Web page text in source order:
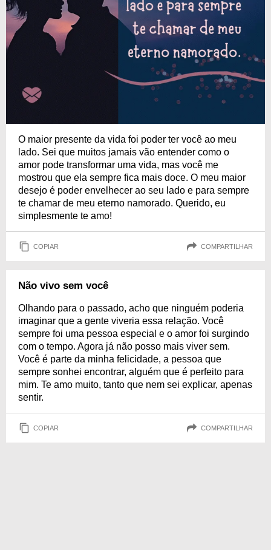
O maior presente da vida foi poder ter você ao meu
lado. Sei que muitos jamais vão entender como o
amor pode transformar uma vida, mas você me
mostrou que ela sempre fica mais doce. O meu maior
desejo é poder envelhecer ao seu lado e para sempre
te chamar de meu eterno namorado. Querido, eu
simplesmente te amo!
COPIAR COMPARTILHAR
Não vivo sem você
Olhando para o passado, acho que ninguém poderia
imaginar que a gente viveria essa relação. Você
sempre foi uma pessoa especial e o amor foi surgindo
com o tempo. Agora já não posso mais viver sem.
Você é parte da minha felicidade, a pessoa que
sempre sonhei encontrar, alguém que é perfeito para
mim. Te amo muito, tanto que nem sei explicar, apenas
sentir.
COPIAR COMPARTILHAR